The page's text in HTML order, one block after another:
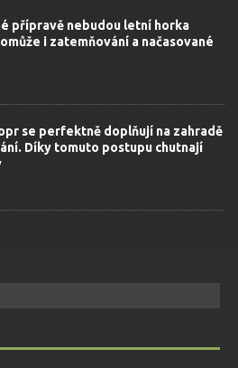
přípravě nebudou letní horka
i zatemňování a načasované
se perfektně doplňují na zahradě
Díky tomuto postupu chutnají